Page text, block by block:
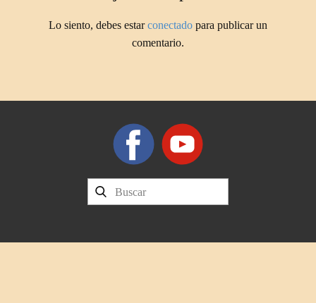
Lo siento, debes estarconectado para publicar un
comentario.